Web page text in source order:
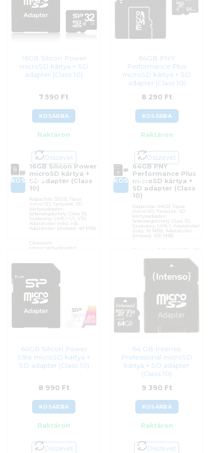
Azonosító:
6 290 6 990Ft
16GB Silicon Power
microSD kártya + SD
adapter (Class 10)
7 590 Ft
KOSÁRBA
Raktáron
Összevet
KOSÁRBA
16GB Silicon Power
microSD kártya +
SD adapter (Class
10)
Kapacitás: 32GB; Típus:
micro SD; Tartozék: SD
kártyaadapter;
Sebességosztály: Class 10;
Szabvány: UHS-I U1, V10;
Adatátvitel (írás): n/a;
Adatátvitel (olvasás): 40 MB/s
Cikkszám:
SP032GBSTH010V10SP
Silicon Power
ÁFA:27%
Azonosító:
7 590Ft
64GB PNY
Performance Plus
microSD kártya + SD
adapter (Class 10)
8 290 Ft
KOSÁRBA
Raktáron
Összevet
KOSÁRBA
64GB PNY
Performance Plus
microSD kártya +
SD adapter (Class
10)
Kapacitás: 64GB; Típus:
micro SD; Tartozék: SD
kártyaadapter;
Sebességosztály: Class 10;
Szabvány: UHS-I; Adatátvitel
(írás): 10 MB/s; Adatátvitel
(olvasás): 100 MB/s
Cikkszám:
P-SDU64G10PPL-GE
Kategória:Memóriakártyák
Garanciaidő:60 hónap
56274
8 290
64GB Silicon Power
Elite microSD kártya +
SD adapter (Class 10)
8 990 Ft
KOSÁRBA
Raktáron
Összevet
64 GB Intenso
Professional microSD
kártya + SD adapter
(Class 10)
9 390 Ft
KOSÁRBA
Raktáron
Összevet